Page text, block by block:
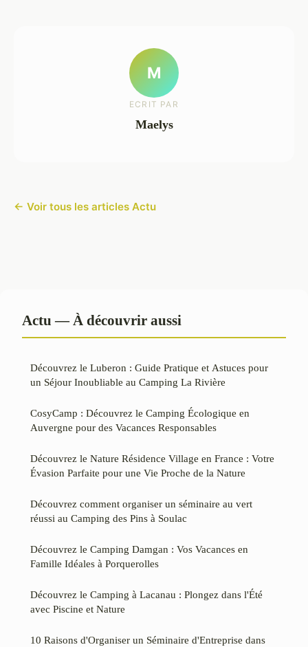
M
ECRIT PAR
Maelys
← Voir tous les articles Actu
Actu — À découvrir aussi
Découvrez le Luberon : Guide Pratique et Astuces pour
un Séjour Inoubliable au Camping La Rivière
CosyCamp : Découvrez le Camping Écologique en
Auvergne pour des Vacances Responsables
Découvrez le Nature Résidence Village en France : Votre
Évasion Parfaite pour une Vie Proche de la Nature
Découvrez comment organiser un séminaire au vert
réussi au Camping des Pins à Soulac
Découvrez le Camping Damgan : Vos Vacances en
Famille Idéales à Porquerolles
Découvrez le Camping à Lacanau : Plongez dans l'Été
avec Piscine et Nature
10 Raisons d'Organiser un Séminaire d'Entreprise dans